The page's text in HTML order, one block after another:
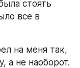
стоять
все в
на меня так,
а не наоборот.